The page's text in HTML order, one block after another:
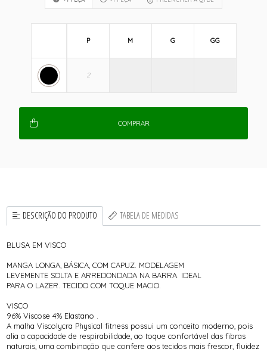
P M G GG
COMPRAR
DESCRIÇÃO DO PRODUTO TABELA DE MEDIDAS
BLUSA EM VISCO
MANGA LONGA, BÁSICA, COM CAPUZ. MODELAGEM
LEVEMENTE SOLTA E ARREDONDADA NA BARRA. IDEAL
PARA O LAZER. TECIDO COM TOQUE MACIO.
VISCO
96% Viscose 4% Elastano .
A malha Viscolycra Physical fitness possui um conceito moderno, pois
alia a capacidade de respirabilidade, ao toque confortável das fibras
naturais, uma combinação que confere aos tecidos mais frescor, fluidez